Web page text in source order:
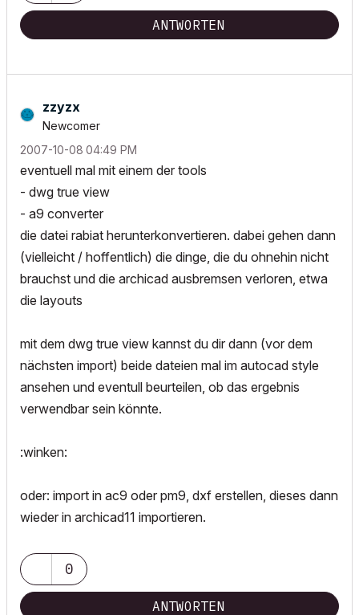
ANTWORTEN
zzyzx
Newcomer
‎2007-10-08 04:49 PM
eventuell mal mit einem der tools
- dwg true view
- a9 converter
die datei rabiat herunterkonvertieren. dabei gehen dann
(vielleicht / hoffentlich) die dinge, die du ohnehin nicht
brauchst und die archicad ausbremsen verloren, etwa
die layouts
mit dem dwg true view kannst du dir dann (vor dem
nächsten import) beide dateien mal im autocad style
ansehen und eventull beurteilen, ob das ergebnis
verwendbar sein könnte.
:winken:
oder: import in ac9 oder pm9, dxf erstellen, dieses dann
wieder in archicad11 importieren.
0
ANTWORTEN